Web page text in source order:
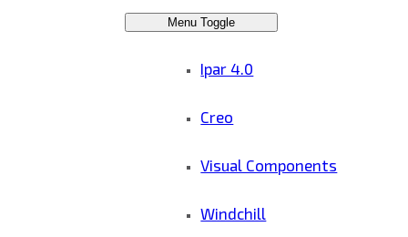
Menu Toggle
Ipar 4.0
Creo
Visual Components
Windchill